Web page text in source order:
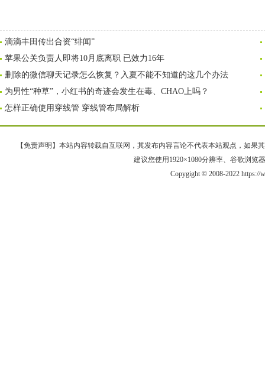
滴滴丰田传出合资“绯闻”
苹果公关负责人即将10月底离职 已效力16年
删除的微信聊天记录怎么恢复？入夏不能不知道的这几个办法
为男性“种草”，小红书的奇迹会发生在毒、CHAO上吗？
怎样正确使用穿线管 穿线管布局解析
【免责声明】本站内容转载自互联网，其发布内容言论不代表本站观点，如果
建议您使用1920×1080分辨率、谷歌浏览
Copygight © 2008-2022 https://